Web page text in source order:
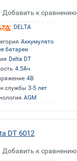
Добавить к сравнению
DELTA
Аккумулято
батареи
Delta DT
4.5Ач
4В
службы 3-5 лет
AGM
DT 6012
Добавить к сравнению